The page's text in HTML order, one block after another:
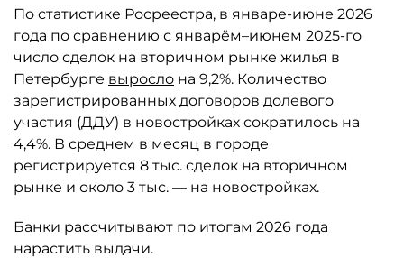
По статистике Росреестра, в январе-июне 2026
года по сравнению с январём–июнем 2025-го
число сделок на вторичном рынке жилья в
Петербурге выросло на 9,2%. Количество
зарегистрированных договоров долевого
участия (ДДУ) в новостройках сократилось на
4,4%. В среднем в месяц в городе
регистрируется 8 тыс. сделок на вторичном
рынке и около 3 тыс. — на новостройках.
Банки рассчитывают по итогам 2026 года
нарастить выдачи.